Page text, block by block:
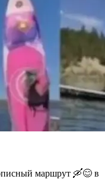
маршрут 🛶😊 в